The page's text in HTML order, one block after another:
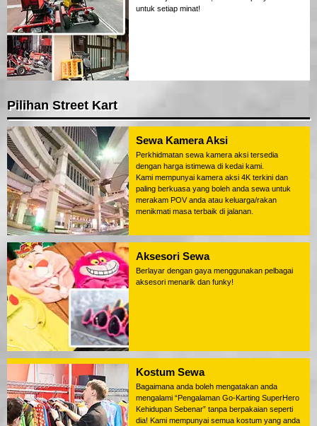
untuk setiap minat!
Pilihan Street Kart
Sewa Kamera Aksi
Perkhidmatan sewa kamera aksi tersedia
dengan harga istimewa di kedai kami.
Kami mempunyai kamera aksi 4K terkini dan
paling berkuasa yang boleh anda sewa untuk
merakam POV anda atau keluarga/rakan
menikmati masa terbaik di jalanan.
Aksesori Sewa
Berlayar dengan gaya menggunakan pelbagai
aksesori menarik dan funky!
Kostum Sewa
Bagaimana anda boleh mengatakan anda
mengalami “Pengalaman Go-Karting SuperHero
Kehidupan Sebenar” tanpa berpakaian seperti
dia! Kami mempunyai semua kostum yang anda